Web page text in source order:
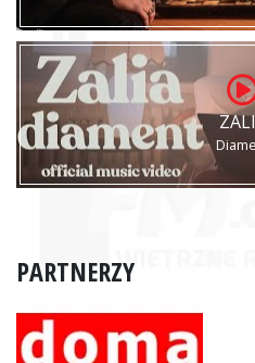
PARTNERZY